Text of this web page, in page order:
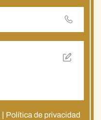
Política de privacidad